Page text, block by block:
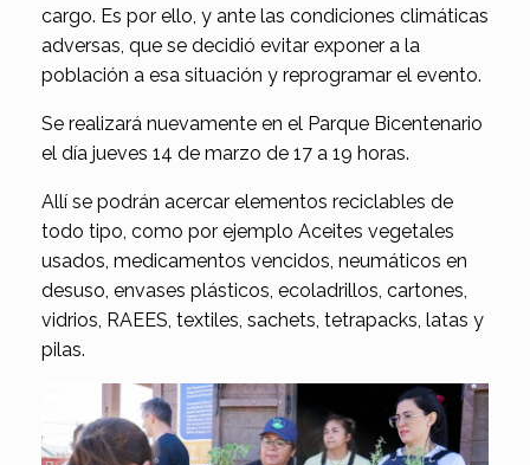
cargo. Es por ello, y ante las condiciones climáticas
adversas, que se decidió evitar exponer a la
población a esa situación y reprogramar el evento.
Se realizará nuevamente en el Parque Bicentenario
el día jueves 14 de marzo de 17 a 19 horas.
Allí se podrán acercar elementos reciclables de
todo tipo, como por ejemplo Aceites vegetales
usados, medicamentos vencidos, neumáticos en
desuso, envases plásticos, ecoladrillos, cartones,
vidrios, RAEES, textiles, sachets, tetrapacks, latas y
pilas.